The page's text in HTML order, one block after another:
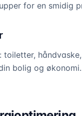
for en smidig
bolig og